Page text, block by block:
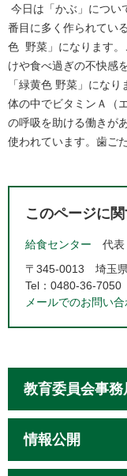
今日は「かぶ」につい
番目に多く作られてい
色 野菜」になります
けや食べ過ぎの不快感
「緑黄色 野菜」にな
体の中でビタミンＡ（
の呼吸を助ける働きが
使われています。歯ご
このページに
給食センター
代表
〒345-0013
埼玉
Tel：0480-36-7050
メールでのお問い
教育委員会事務
情報公開